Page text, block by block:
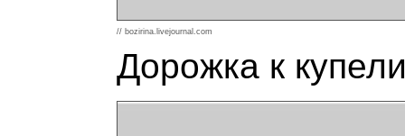
// bozirina.livejournal.com
Дорожка к